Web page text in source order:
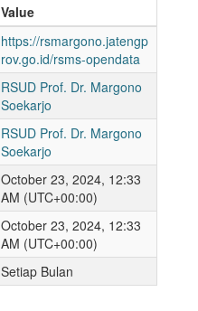
Value
https://rsmargono.jatengp
rov.go.id/rsms-opendata
RSUD Prof. Dr. Margono
Soekarjo
RSUD Prof. Dr. Margono
Soekarjo
October 23, 2024, 12:33
AM (UTC+00:00)
October 23, 2024, 12:33
AM (UTC+00:00)
Setiap Bulan